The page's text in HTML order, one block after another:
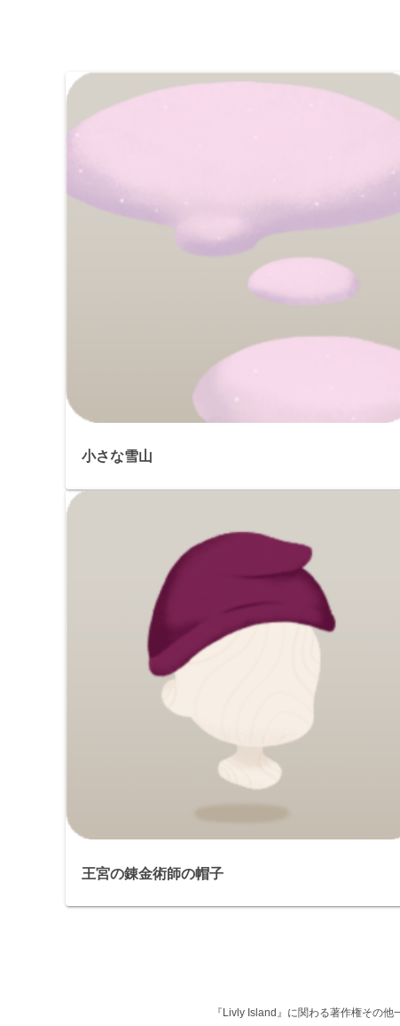
小さな雪山
王宮の錬金術師の帽子
『Livly Island』に関わる著作権その